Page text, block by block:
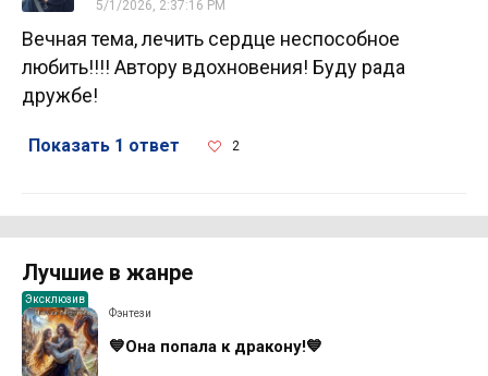
5/1/2026, 2:37:16 PM
Вечная тема, лечить сердце неспособное
любить!!!! Автору вдохновения! Буду рада
дружбе!
Показать 1 ответ 2
Лучшие в жанре
Эксклюзив
Фэнтези
💙Она попала к дракону!💙